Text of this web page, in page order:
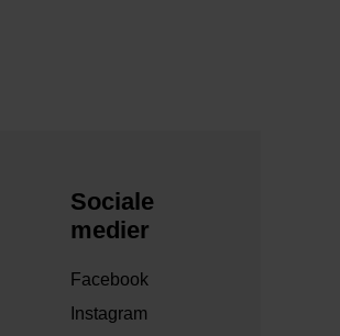
Sociale
medier
Facebook
Instagram